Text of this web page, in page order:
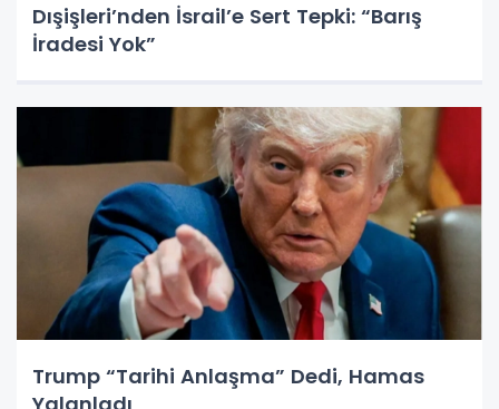
Dışişleri’nden İsrail’e Sert Tepki: “Barış
İradesi Yok”
Trump “Tarihi Anlaşma” Dedi, Hamas
Yalanladı